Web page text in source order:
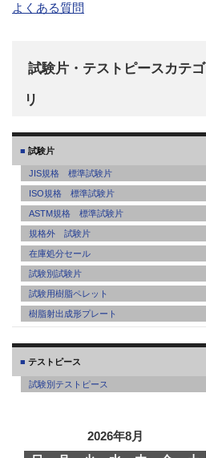
よくある質問
試験片・テストピースカテゴ
リ
試験片
JIS規格 標準試験片
ISO規格 標準試験片
ASTM規格 標準試験片
規格外 試験片
在庫処分セール
試験別試験片
試験用樹脂ペレット
樹脂射出成形プレート
テストピース
試験別テストピース
2026年8月